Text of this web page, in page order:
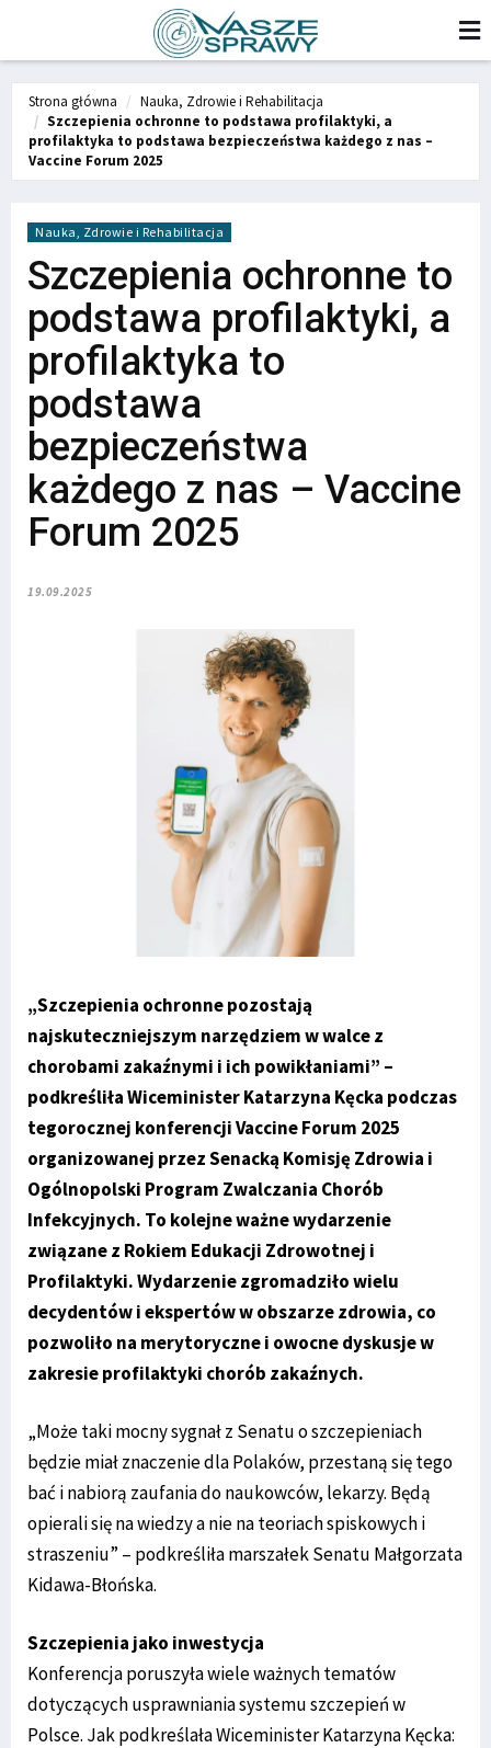
Strona główna
Nauka, Zdrowie i Rehabilitacja
Szczepienia ochronne to podstawa profilaktyki, a
profilaktyka to podstawa bezpieczeństwa każdego z nas –
Vaccine Forum 2025
Nauka, Zdrowie i Rehabilitacja
Szczepienia ochronne to
podstawa profilaktyki, a
profilaktyka to
podstawa
bezpieczeństwa
każdego z nas – Vaccine
Forum 2025
19.09.2025
„Szczepienia ochronne pozostają
najskuteczniejszym narzędziem w walce z
chorobami zakaźnymi i ich powikłaniami” –
podkreśliła Wiceminister Katarzyna Kęcka podczas
tegorocznej konferencji Vaccine Forum 2025
organizowanej przez Senacką Komisję Zdrowia i
Ogólnopolski Program Zwalczania Chorób
Infekcyjnych. To kolejne ważne wydarzenie
związane z Rokiem Edukacji Zdrowotnej i
Profilaktyki. Wydarzenie zgromadziło wielu
decydentów i ekspertów w obszarze zdrowia, co
pozwoliło na merytoryczne i owocne dyskusje w
zakresie profilaktyki chorób zakaźnych.
„Może taki mocny sygnał z Senatu o szczepieniach
będzie miał znaczenie dla Polaków, przestaną się tego
bać i nabiorą zaufania do naukowców, lekarzy. Będą
opierali się na wiedzy a nie na teoriach spiskowych i
straszeniu” – podkreśliła marszałek Senatu Małgorzata
Kidawa-Błońska.
Szczepienia jako inwestycja
Konferencja poruszyła wiele ważnych tematów
dotyczących usprawniania systemu szczepień w
Polsce. Jak podkreślała Wiceminister Katarzyna Kęcka: